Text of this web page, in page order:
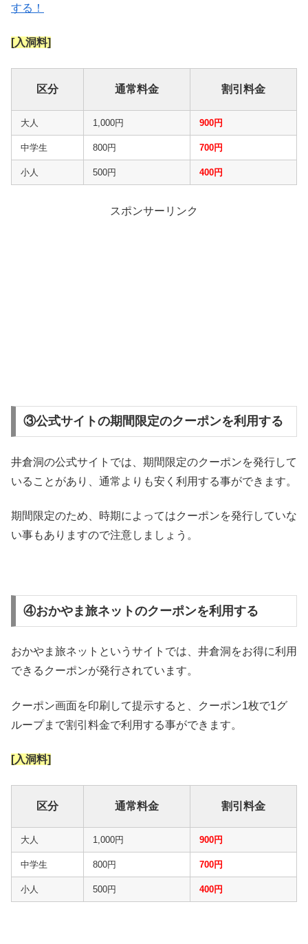
する！
[入洞料]
区分 通常料金 割引料金
大人 1,000円 900円
中学生 800円 700円
小人 500円 400円
スポンサーリンク
③公式サイトの期間限定のクーポンを利用する
井倉洞の公式サイトでは、期間限定のクーポンを発行して
いることがあり、通常よりも安く利用する事ができます。
期間限定のため、時期によってはクーポンを発行していな
い事もありますので注意しましょう。
④おかやま旅ネットのクーポンを利用する
おかやま旅ネットというサイトでは、井倉洞をお得に利用
できるクーポンが発行されています。
クーポン画面を印刷して提示すると、クーポン1枚で1グ
ループまで割引料金で利用する事ができます。
[入洞料]
区分 通常料金 割引料金
大人 1,000円 900円
中学生 800円 700円
小人 500円 400円